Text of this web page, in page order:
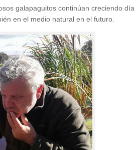
galapaguitos continúan creciendo día
en el medio natural en el futuro.